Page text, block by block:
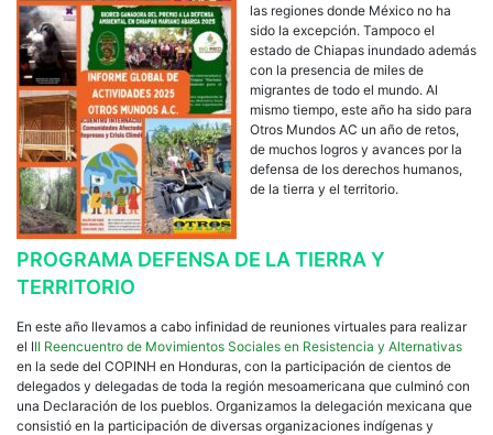
las regiones donde México no ha
sido la excepción. Tampoco el
estado de Chiapas inundado además
con la presencia de miles de
migrantes de todo el mundo. Al
mismo tiempo, este año ha sido para
Otros Mundos AC un año de retos,
de muchos logros y avances por la
defensa de los derechos humanos,
de la tierra y el territorio.
PROGRAMA DEFENSA DE LA TIERRA Y
TERRITORIO
En este año llevamos a cabo infinidad de reuniones virtuales para realizar
el III Reencuentro de Movimientos Sociales en Resistencia y Alternativas
en la sede del COPINH en Honduras, con la participación de cientos de
delegados y delegadas de toda la región mesoamericana que culminó con
una Declaración de los pueblos. Organizamos la delegación mexicana que
consistió en la participación de diversas organizaciones indígenas y